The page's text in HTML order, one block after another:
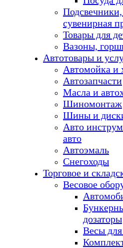
сувенирная
Товары для
Вазоны,
Автотовары и
Автомойка и
Автозапчасти
Масла и
Шиномонтаж
Шины и
Авто
авто
Автоэмаль
Снегоходы
Торговое и
Весовое
дозаторы
Весы для